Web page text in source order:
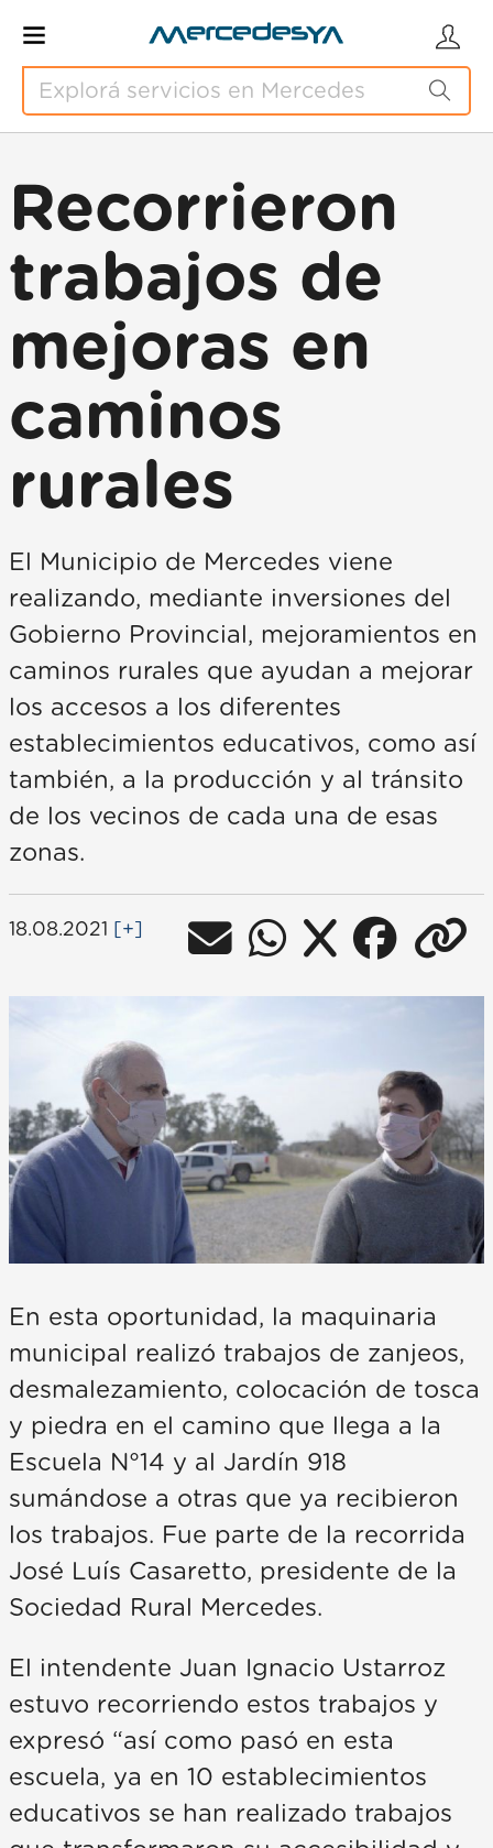
Recorrieron
trabajos de
mejoras en
caminos
rurales
El Municipio de Mercedes viene
realizando, mediante inversiones del
Gobierno Provincial, mejoramientos en
caminos rurales que ayudan a mejorar
los accesos a los diferentes
establecimientos educativos, como así
también, a la producción y al tránsito
de los vecinos de cada una de esas
zonas.
18.08.2021 [+]
En esta oportunidad, la maquinaria
municipal realizó trabajos de zanjeos,
desmalezamiento, colocación de tosca
y piedra en el camino que llega a la
Escuela N°14 y al Jardín 918
sumándose a otras que ya recibieron
los trabajos. Fue parte de la recorrida
José Luís Casaretto, presidente de la
Sociedad Rural Mercedes.
El intendente Juan Ignacio Ustarroz
estuvo recorriendo estos trabajos y
expresó “así como pasó en esta
escuela, ya en 10 establecimientos
educativos se han realizado trabajos